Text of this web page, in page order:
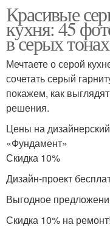
Красивые
кухня: 45
в серых тонах
Мечтаете о серой
сочетать серый
покажем, как
решения.
Цены на
«Фундамент»
Скидка 10%
Дизайн-проект
Выгодное
Скидка 10% на ремонт!